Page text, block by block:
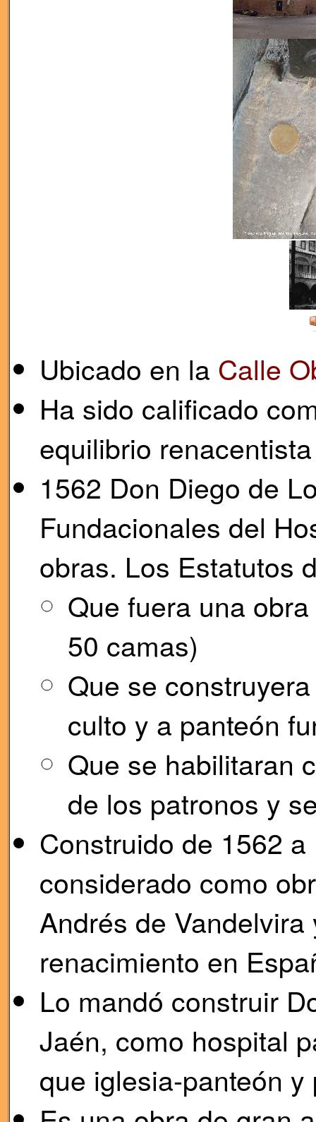
Ubicado en la Calle
Ha sido calificado
equilibrio
1562 Don Diego de
Fundacionales del
obras. Los Estatutos
Que fuera una
50 camas)
Que se
culto y a panteón
Que se habilitaran
de los patronos y
Construido de 1562
considerado como
Andrés de
renacimiento en
Lo mandó construir
Jaén, como hospital
que iglesia-panteón y